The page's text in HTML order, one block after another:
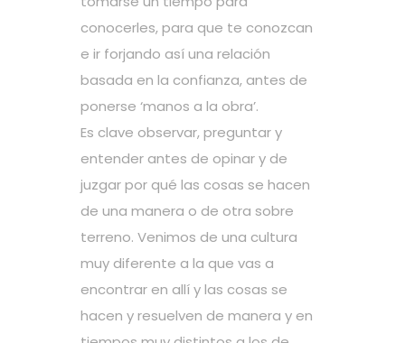
conocerles, para que te conozcan
e ir forjando así una relación
basada en la confianza, antes de
ponerse ‘manos a la obra’.
Es clave observar, preguntar y
entender antes de opinar y de
juzgar por qué las cosas se hacen
de una manera o de otra sobre
terreno. Venimos de una cultura
muy diferente a la que vas a
encontrar en allí y las cosas se
hacen y resuelven de manera y en